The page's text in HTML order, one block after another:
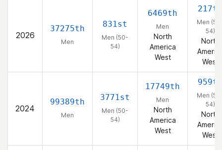
2026
37275th
Men
831st
Men (50-
54)
6469th
Men
North
America
West
217th
Men
54)
North
West
2024
99389th
Men
3771st
Men (50-
54)
17749th
Men
North
America
West
959th
Men
54)
North
West